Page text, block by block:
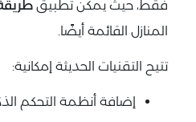
فقط، حيث يمكن تطبيق
المنازل القائمة أيضًا.
تتيح التقنيات الحديثة إمكانية:
إضافة أنظمة التحكم